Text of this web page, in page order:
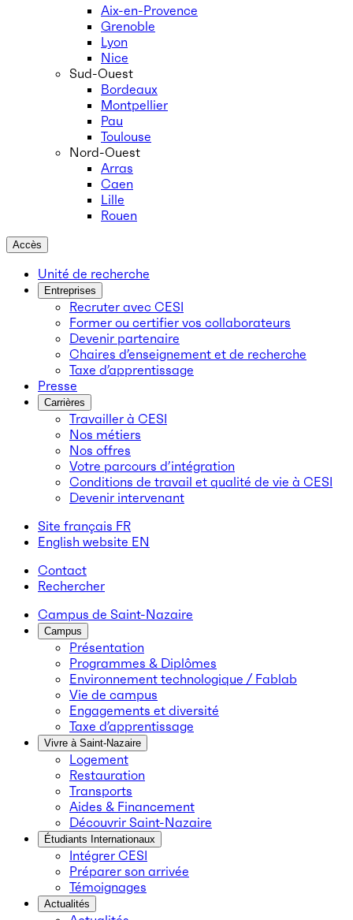
Aix-en-Provence
Grenoble
Lyon
Nice
Sud-Ouest
Bordeaux
Montpellier
Pau
Toulouse
Nord-Ouest
Arras
Caen
Lille
Rouen
Accès
Unité de recherche
Entreprises
Recruter avec CESI
Former ou certifier vos collaborateurs
Devenir partenaire
Chaires d’enseignement et de recherche
Taxe d’apprentissage
Presse
Carrières
Travailler à CESI
Nos métiers
Nos offres
Votre parcours d’intégration
Conditions de travail et qualité de vie à CESI
Devenir intervenant
Site français FR
English website EN
Contact
Rechercher
Campus de Saint-Nazaire
Campus
Présentation
Programmes & Diplômes
Environnement technologique / Fablab
Vie de campus
Engagements et diversité
Taxe d’apprentissage
Vivre à Saint-Nazaire
Logement
Restauration
Transports
Aides & Financement
Découvrir Saint-Nazaire
Étudiants Internationaux
Intégrer CESI
Préparer son arrivée
Témoignages
Actualités